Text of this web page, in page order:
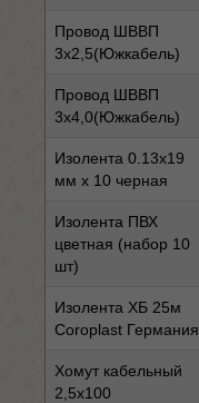
Провод ШВВП
3x2,5(Южкабель)
Провод ШВВП
3x4,0(Южкабель)
Изолента 0.13x19
мм x 10 черная
Изолента ПВХ
цветная (набор 10
шт)
Изолента ХБ 25м
Coroplast Германия
Хомут кабельный
2,5x100